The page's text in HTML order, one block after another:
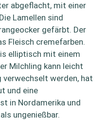
abgeflacht, mit einer
Lamellen sind
gefärbt. Der
Fleisch cremefarben.
elliptisch mit einem
Milchling kann leicht
werden, hat
und eine
in Nordamerika und
ungenießbar.